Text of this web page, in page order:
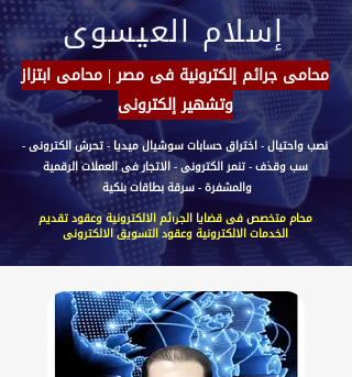
إسلام العيسوى
محامى جرائم إلكترونية فى مصر | محامى ابتزاز
وتشهير إلكترونى
نصب واحتيال - اختراق حسابات سوشيال ميديا - تحرش الكترونى -
سب وقذف - تنمر الكترونى - الاتجار فى العملات الرقمية
والمشفرة - سرقة بطاقات بنكية
محام متخصص فى قضايا الجرائم الالكترونية وعقود تقديم
الخدمات الالكترونية وعقود التسويق الالكترونى